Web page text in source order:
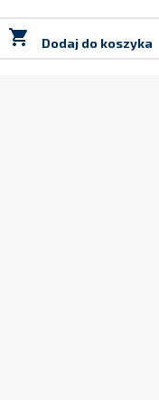
 Dodaj do koszyka